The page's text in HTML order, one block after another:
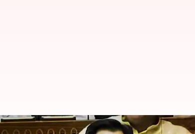
वक्फ बोर्ड विधेयक पेश होने के